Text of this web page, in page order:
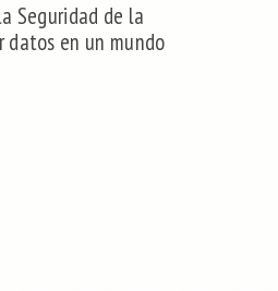
Seguridad de la
en un mundo